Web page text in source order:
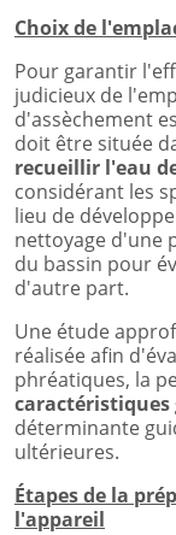
Choix de
Pour garantir
judicieux de
d'assèchement
doit être située
recueillir l'eau
considérant les
lieu de
nettoyage d'une
du bassin pour
d'autre part.
Une étude
réalisée afin
phréatiques, la
caractéristiques
déterminante
ultérieures.
Étapes de la
l'appareil